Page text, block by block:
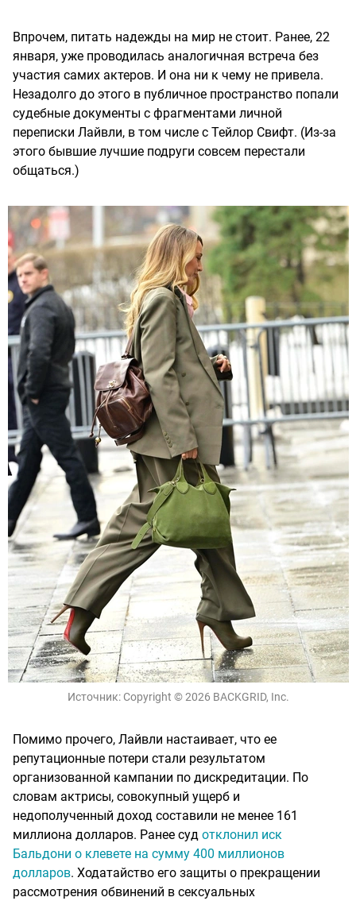
Впрочем, питать надежды на мир не стоит. Ранее, 22
января, уже проводилась аналогичная встреча без
участия самих актеров. И она ни к чему не привела.
Незадолго до этого в публичное пространство попали
судебные документы с фрагментами личной
переписки Лайвли, в том числе с Тейлор Свифт. (Из-за
этого бывшие лучшие подруги совсем перестали
общаться.)
Источник: Copyright © 2026 BACKGRID, Inc.
Помимо прочего, Лайвли настаивает, что ее
репутационные потери стали результатом
организованной кампании по дискредитации. По
словам актрисы, совокупный ущерб и
недополученный доход составили не менее 161
миллиона долларов. Ранее суд отклонил иск
Бальдони о клевете на сумму 400 миллионов
долларов. Ходатайство его защиты о прекращении
рассмотрения обвинений в сексуальных